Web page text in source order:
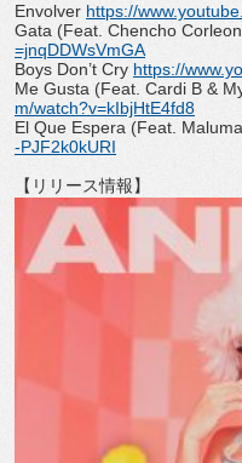
Envolver https://www.youtube.
Gata (Feat. Chencho
=jnqDDWsVmGA
Boys Don’t Cry https://
Me Gusta (Feat. Cardi B &
m/watch?v=kIbjHtE4fd8
El Que Espera (Feat.
-PJF2k0kURI
【リリース情報】